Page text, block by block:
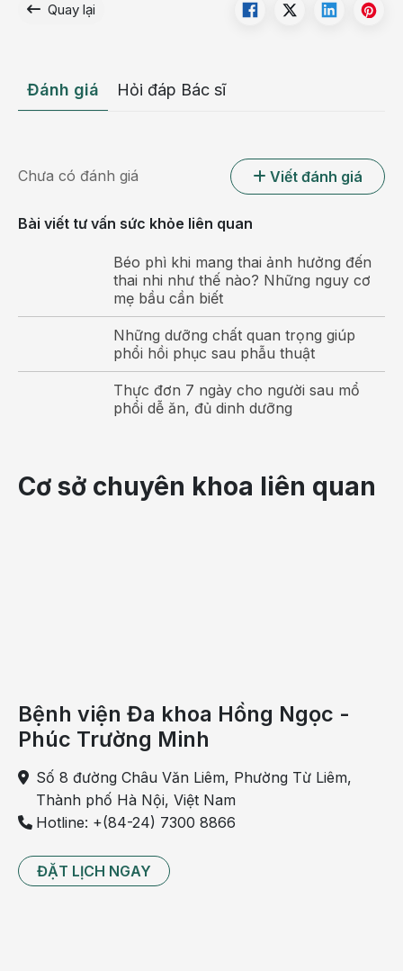
Quay lại
Đánh giá Hỏi đáp Bác sĩ
Chưa có đánh giá Viết đánh giá
Bài viết tư vấn sức khỏe liên quan
Béo phì khi mang thai ảnh hưởng đến
thai nhi như thế nào? Những nguy cơ
mẹ bầu cần biết
Những dưỡng chất quan trọng giúp
phổi hồi phục sau phẫu thuật
Thực đơn 7 ngày cho người sau mổ
phổi dễ ăn, đủ dinh dưỡng
Cơ sở chuyên khoa liên quan
Bệnh viện Đa khoa Hồng Ngọc -
Phúc Trường Minh
Số 8 đường Châu Văn Liêm, Phường Từ Liêm,
Thành phố Hà Nội, Việt Nam
Hotline: +(84-24) 7300 8866
ĐẶT LỊCH NGAY